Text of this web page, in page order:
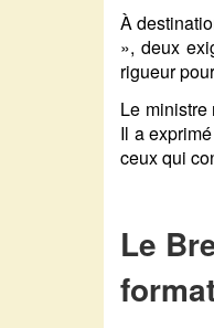
À
», deux
rigueur
Le
Il a
ceux qui
Le